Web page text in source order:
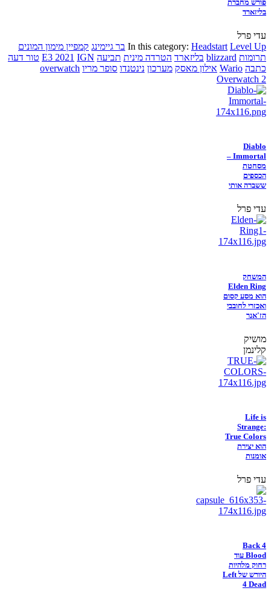
פורש מחברת
בליזארד
עדי פרל
In this category: Headstart Level Up בר גיימינג קמפיין מימון המונים
תרומות blizzard בליזארד הטרדה מינית תביעה E3 2021 IGN
טור דעה
כתבה Wario אילון מאסק מערכון נינטנדו סופר מריו overwatch
Overwatch 2
Diablo
Immortal –
מסחטת
הכספים
ששברה אותי
עדי פרל
המשחק
Elden Ring
הוא מסע קסום
ואכזרי לחובבי
הז'אנר
מושיק
קלינמן
Life is
Strange:
True Colors
הוא יצירת
אומנות
עדי פרל
Back 4
Blood עוד
רחוק מלהיות
היורש של Left
4 Dead